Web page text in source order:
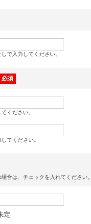
で入力してください。
必須
ください。
てください。
合は、チェックを入れてください。
定